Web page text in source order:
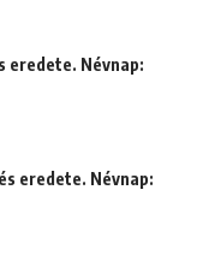
eredete. Névnap:
eredete. Névnap: